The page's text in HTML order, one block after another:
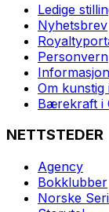
Ledige
Nyhetsbrev
Personvern
Om kunstig
Bærekraft i
NETTSTEDER
Agency
Bokklubber
Norske